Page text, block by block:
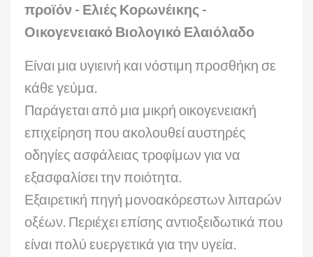
προϊόν - Ελιές Κορωνέικης -
Οικογενειακό Βιολογικό Ελαιόλαδο
Είναι μια υγιεινή και νόστιμη προσθήκη σε
κάθε γεύμα.
Παράγεται από μια μικρή οικογενειακή
επιχείρηση που ακολουθεί αυστηρές
οδηγίες ασφάλειας τροφίμων για να
εξασφαλίσει την ποιότητα.
Εξαιρετική πηγή μονοακόρεστων λιπαρών
οξέων. Περιέχει επίσης αντιοξειδωτικά που
είναι πολύ ευεργετικά για την υγεία.